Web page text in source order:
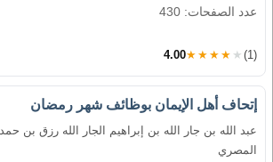
عدد الصفحات: 430
4.00★★★★★ (1)
إتحاف أهل الإيمان بوظائف شهر رمضان
عبد الله بن جار الله بن إبراهيم الجار الله رزق بن حمد
المصري